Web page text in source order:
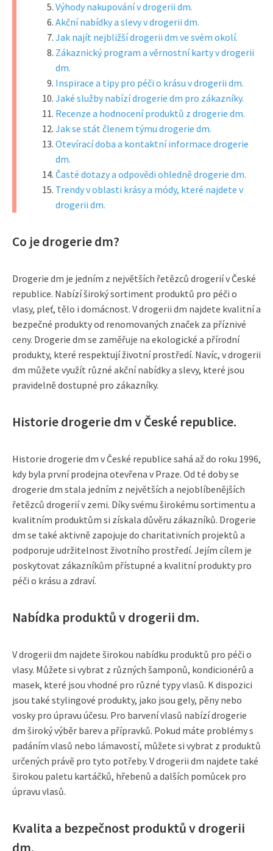
Výhody nakupování v drogerii dm.
Akční nabídky a slevy v drogerii dm.
Jak najít nejbližší drogerii dm ve svém okolí.
Zákaznický program a věrnostní karty v drogerii
dm.
Inspirace a tipy pro péči o krásu v drogerii dm.
Jaké služby nabízí drogerie dm pro zákazníky.
Recenze a hodnocení produktů z drogerie dm.
Jak se stát členem týmu drogerie dm.
Otevírací doba a kontaktní informace drogerie
dm.
Časté dotazy a odpovědi ohledně drogerie dm.
Trendy v oblasti krásy a módy, které najdete v
drogerii dm.
Co je drogerie dm?
Drogerie dm je jedním z největších řetězců drogerií v České
republice. Nabízí široký sortiment produktů pro péči o
vlasy, pleť, tělo i domácnost. V drogerii dm najdete kvalitní a
bezpečné produkty od renomovaných značek za příznivé
ceny. Drogerie dm se zaměřuje na ekologické a přírodní
produkty, které respektují životní prostředí. Navíc, v drogerii
dm můžete využít různé akční nabídky a slevy, které jsou
pravidelně dostupné pro zákazníky.
Historie drogerie dm v České republice.
Historie drogerie dm v České republice sahá až do roku 1996,
kdy byla první prodejna otevřena v Praze. Od té doby se
drogerie dm stala jedním z největších a nejoblíbenějších
řetězců drogerií v zemi. Díky svému širokému sortimentu a
kvalitním produktům si získala důvěru zákazníků. Drogerie
dm se také aktivně zapojuje do charitativních projektů a
podporuje udržitelnost životního prostředí. Jejím cílem je
poskytovat zákazníkům přístupné a kvalitní produkty pro
péči o krásu a zdraví.
Nabídka produktů v drogerii dm.
V drogerii dm najdete širokou nabídku produktů pro péči o
vlasy. Můžete si vybrat z různých šamponů, kondicionérů a
masek, které jsou vhodné pro různé typy vlasů. K dispozici
jsou také stylingové produkty, jako jsou gely, pěny nebo
vosky pro úpravu účesu. Pro barvení vlasů nabízí drogerie
dm široký výběr barev a přípravků. Pokud máte problémy s
padáním vlasů nebo lámavostí, můžete si vybrat z produktů
určených právě pro tyto potřeby. V drogerii dm najdete také
širokou paletu kartáčků, hřebenů a dalších pomůcek pro
úpravu vlasů.
Kvalita a bezpečnost produktů v drogerii
dm.